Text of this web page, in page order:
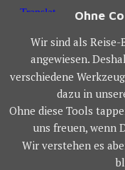
Springe
OWS
Ohne
Wir sind als
angewiesen.
verschiedene
dazu in
Ohne diese Tools
uns freuen, wenn
Wir verstehen es